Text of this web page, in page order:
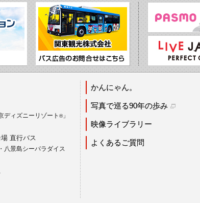
ディズニーリゾート ®」
直行バス
八景島シーパラダイス
かんにゃん。
写真で巡る90年の歩み
映像ライブラリー
よくあるご質問